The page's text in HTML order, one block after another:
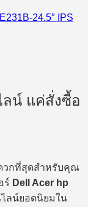
24.5″ IPS
ลน์ แค่สั่งซื้อ
วกที่สุดสำหรับคุณ
ร์ Dell Acer hp
ลน์ยอดนิยมใน